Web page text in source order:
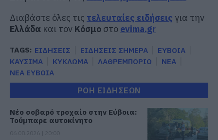
Διαβάστε όλες τις τελευταίες ειδήσεις για την
Ελλάδα και τον Κόσμο στο evima.gr
TAGS: ΕΙΔΗΣΕΙΣ ΕΙΔΗΣΕΙΣ ΣΗΜΕΡΑ
ΕΥΒΟΙΑ
ΚΑΥΣΙΜΑ
ΚΥΚΛΩΜΑ ΛΑΘΡΕΜΠΟΡΙΟ
ΝΕΑ
ΝΕΑ ΕΥΒΟΙΑ
ΡΟΗ ΕΙΔΗΣΕΩΝ
Νέο σοβαρό τροχαίο στην Εύβοια:
Τούμπαρε αυτοκίνητο